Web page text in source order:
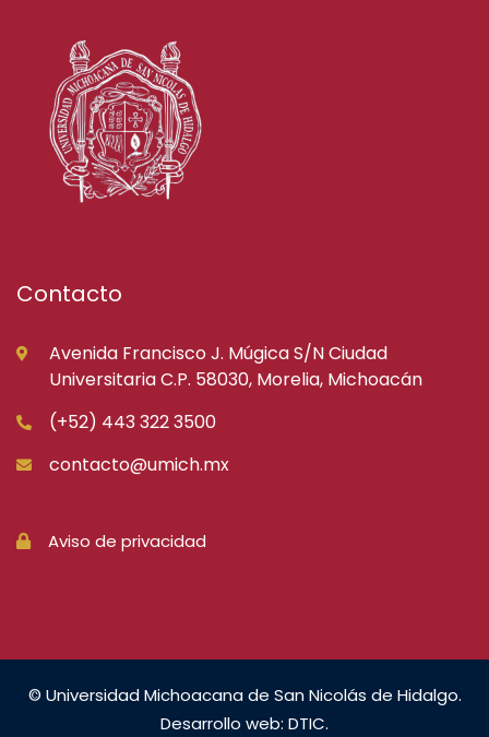
Contacto
Avenida Francisco J. Múgica S/N Ciudad
Universitaria C.P. 58030, Morelia, Michoacán
(+52) 443 322 3500
contacto@umich.mx
Aviso de privacidad
© Universidad Michoacana de San Nicolás de Hidalgo.
Desarrollo web: DTIC.